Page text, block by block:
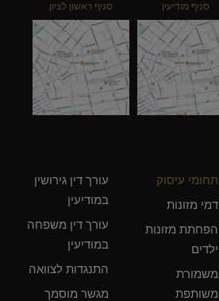
סניף מודיעין סניף ראשון לציון
תחומי עיסוק
דמי מזונות
הפחתת מזונות
ילדים
משמורת
משותפת
עורך דין גירושין
במודיעין
עורך דין משפחה
במודיעין
התנגדות לצוואה
מגשר מוסמך